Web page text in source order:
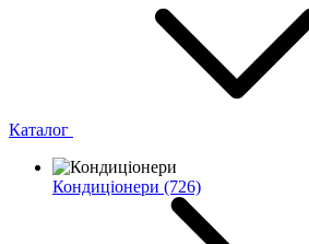
Каталог
Кондиціонери (726)